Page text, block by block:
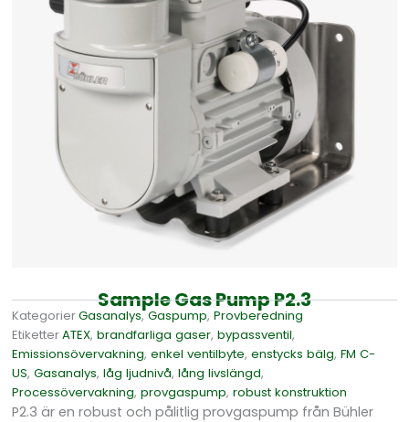
Sample Gas Pump P2.3
KategorierGasanalys,Gaspump,Provberedning
EtiketterATEX,brandfarliga gaser,bypassventil,
Emissionsövervakning,enkel ventilbyte,enstycks bälg,FM C-
US,Gasanalys,låg ljudnivå,lång livslängd,
Processövervakning,provgaspump,robust konstruktion
P2.3 är en robust och pålitlig provgaspump från Bühler